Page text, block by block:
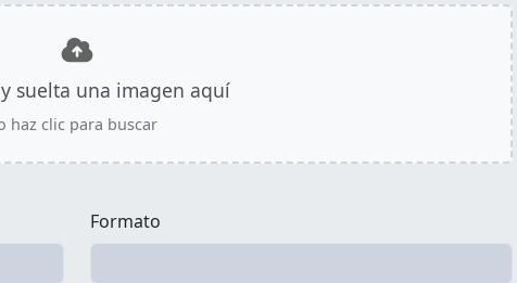
suelta una imagen aquí
haz clic para buscar
Formato